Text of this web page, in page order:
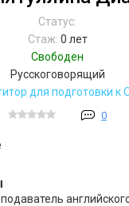
Статус:
Стаж: 0 лет
Свободен
Русскоговорящий
для подготовки к
0